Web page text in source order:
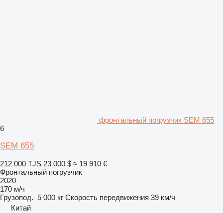
фронтальный погрузчик SEM 655
6
SEM 655
212 000 TJS 23 000 $ ≈ 19 910 €
Фронтальный погрузчик
2020
170 м/ч
Грузопод. 5 000 кг Скорость передвижения 39 км/ч
Китай